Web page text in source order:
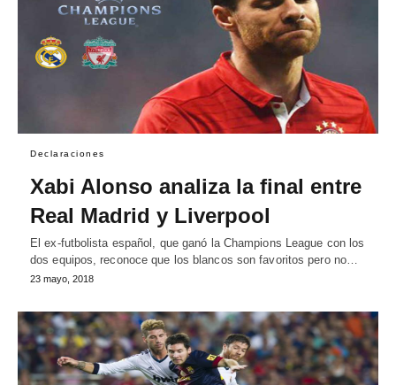
Declaraciones
Xabi Alonso analiza la final entre
Real Madrid y Liverpool
El ex-futbolista español, que ganó la Champions League con los
dos equipos, reconoce que los blancos son favoritos pero no…
23 mayo, 2018